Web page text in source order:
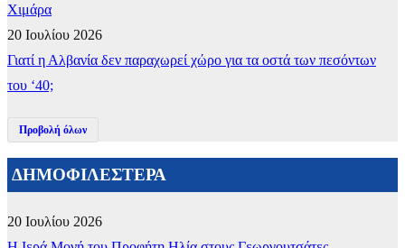
Χιμάρα
20 Ιουλίου 2026
Γιατί η Αλβανία δεν παραχωρεί χώρο για τα οστά των πεσόντων
του ‘40;
Προβολή όλων
ΔΗΜΟΦΙΛΕΣΤΕΡΑ
20 Ιουλίου 2026